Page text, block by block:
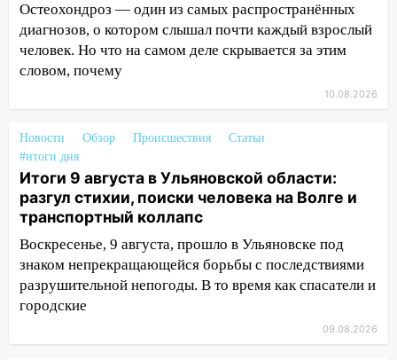
16:17 Мелекесский район первым в
Ульяновской области намолотил более
100 тысяч тонн зерна
15:17
В колледжи и техникумы
Ульяновской области подали более 10
15:04 Фоторепортаж с улиц Ульяновска
после шторма: поваленные деревья и
затопленные улицы
14:28 Ураган вырвал остановку на улице
Деева в Заволжье
14:26 Жители Ульяновска сами
пытаются расчистить ливнёвки, не
дождавшись коммунальщиков
Остеохондроз — один из самых распространённых
диагнозов, о котором слышал почти каждый взрослый
человек. Но что на самом деле скрывается за этим
словом, почему
10.08.2026
Новости Обзор Происшествия
Статьи
#итоги дня
Итоги 9 августа в Ульяновской области:
разгул стихии, поиски человека на Волге и
транспортный коллапс
Воскресенье, 9 августа, прошло в Ульяновске под
знаком непрекращающейся борьбы с последствиями
разрушительной непогоды. В то время как спасатели и
городские
09.08.2026